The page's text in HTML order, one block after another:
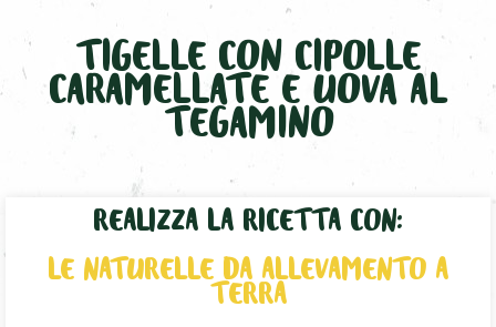
TIGELLE CON CIPOLLE
CARAMELLATE E UOVA AL
TEGAMINO
REALIZZA LA RICETTA CON:
LE NATURELLE DA ALLEVAMENTO A
TERRA